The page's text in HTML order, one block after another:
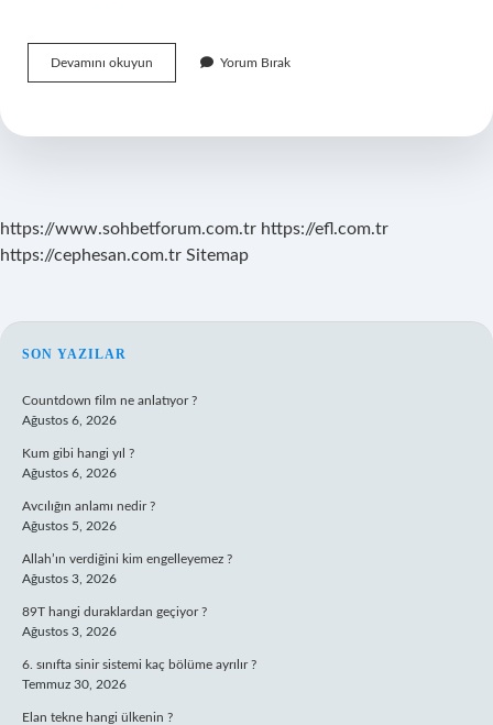
Devamını okuyun
Dergisi
Yorum Bırak
https://www.sohbetforum.com.tr https://efl.com.tr
https://cephesan.com.tr Sitemap
SIDEBAR
SON YAZILAR
Countdown film ne anlatıyor ?
Ağustos 6, 2026
Kum gibi hangi yıl ?
Ağustos 6, 2026
Avcılığın anlamı nedir ?
Ağustos 5, 2026
Allah’ın verdiğini kim engelleyemez ?
Ağustos 3, 2026
89T hangi duraklardan geçiyor ?
Ağustos 3, 2026
6. sınıfta sinir sistemi kaç bölüme ayrılır ?
Temmuz 30, 2026
Elan tekne hangi ülkenin ?